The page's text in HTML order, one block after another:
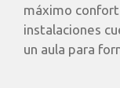
máximo
instalaciones
un aula para